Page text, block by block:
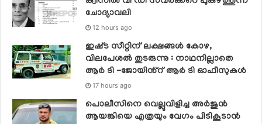
ചോദ്യാവലി
12 hours ago
ഇഷ്‌ട സീറ്റിന് ലക്ഷങ്ങൾ കോഴ,
വിലപേശൽ തുടരുന്നു : നാഥനില്ലാതെ
ആർ ടി -ജോയിൻ്റ് ആർ ടി ഓഫീസുകൾ
17 hours ago
പൊലീസിനെ വെല്ലുവിളിച്ച അര്‍ജുന്‍
ആയങ്കിയെ എത്രയും വേഗം പിടികൂടാന്‍